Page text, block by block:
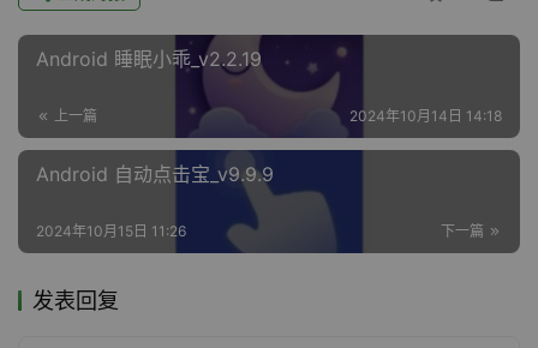
Android 睡眠小乖_v2.2.19
上一篇 2024年10月14日 14:18
Android 自动点击宝_v9.9.9
下一篇
2024年10月15日 11:26
发表回复